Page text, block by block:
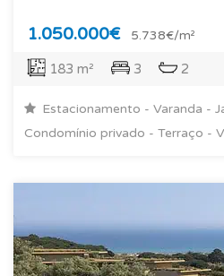
1.050.000€ 5.738€/m²
183 m² 3 2
Estacionamento - Varanda -
Condomínio privado - Terraço -